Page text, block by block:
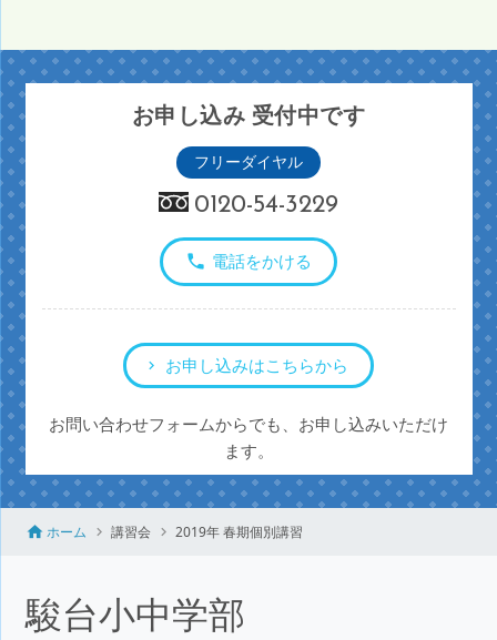
お申し込み 受付中です
フリーダイヤル
0120-54-3229
電話をかける
お申し込みはこちらから
お問い合わせフォームからでも、お申し込みいただけ
ます。
ホーム 講習会 2019年 春期個別講習
駿台小中学部